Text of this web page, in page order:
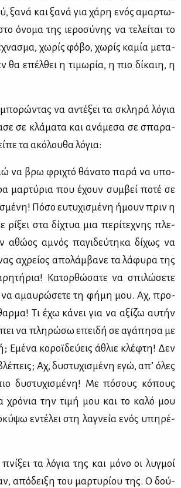
ξα­νά και ξα­νά για χά­ρη ενός αμαρ­τω­
όνο­μα της ιε­ρο­σύ­νης να τε­λεί­ται το
χω­ρίς φό­βο, χω­ρίς κα­μία με­τα­
θα επέλ­θει η τι­μω­ρία, η πιο δί­καιη, η
να αντέ­ξει τα σκλη­ρά λό­για
σε κλά­μα­τα και ανά­με­σα σε σπα­ρα­
τα ακό­λου­θα λό­για:
να βρω φρι­χτό θά­να­το πα­ρά να υπο­
μαρ­τύ­ρια που έχουν συμ­βεί πο­τέ σε
Πό­σο ευ­τυ­χι­σμέ­νη ήμουν πριν η
ρί­ξει στα δί­χτυα μια πε­ρί­τε­χνης πλε­
αθώ­ος αμνός πα­γι­δεύ­τη­κα δί­χως να
αχρεί­ος απο­λάμ­βα­νε τα λά­φυ­ρα της
Κα­τορ­θώ­σα­τε να σπι­λώ­σε­τε
να αμαυ­ρώ­σε­τε τη φή­μη μου. Αχ, προ­
Τι έχω κά­νει για να αξί­ζω αυ­τήν
να πλη­ρώ­σω επει­δή σε αγά­πη­σα με
Εμέ­να κο­ροϊ­δεύ­εις άθλιε κλέ­φτη! Δεν
Αχ, δυ­στυ­χι­σμέ­νη εγώ, απ’ όλες
δυ­στυ­χι­σμέ­νη! Με πό­σους κό­πους
χρό­νια την τι­μή μου και το κα­λό μου
εντέ­λει στη λα­γνεία ενός υπη­ρέ­
τα λό­για της και μό­νο οι λυγ­μοί
από­δει­ξη του μαρ­τυ­ρί­ου της. Ο δού­